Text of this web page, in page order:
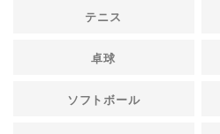
テニス
卓球
ソフトボール